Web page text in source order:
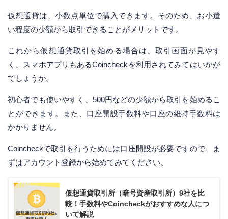
仮想通貨は、小数点単位で購入できます。そのため、お小遣
い程度の少額から取引できることがメリットです。
これから仮想通貨取引を始める場合は、取引画面が見やす
く、スマホアプリもあるCoincheckを利用されてみてはいかが
でしょうか。
初心者でも使いやすく、500円などの少額から取引を始めるこ
とができます。また、口座開設手数料や口座の維持手数料は
かかりません。
Coincheckで取引を行うためには口座開設が必要ですので、ま
ずはアカウント登録から始めてみてください。
仮想通貨取引所（暗号資産取引所）9社を比
較！手数料やCoincheckがおすすめな人につ
いて解説